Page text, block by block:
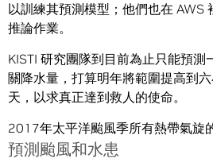
以訓練其預測模型；他們也在 AWS
推論作業。
KISTI 研究團隊到目前為止只能預測
關降水量，打算明年將範圍提高到
天，以求真正達到救人的使命。
2017年太平洋颱風季所有熱帶氣旋
預測颱風和水患